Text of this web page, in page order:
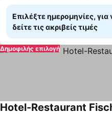
Επιλέξτε ημερομηνίες, για
δείτε τις ακριβείς τιμές
Δημοφιλής επιλογή
Hotel-Restaurant